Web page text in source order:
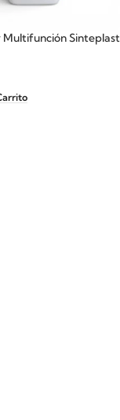
Multifunción Sinteplast